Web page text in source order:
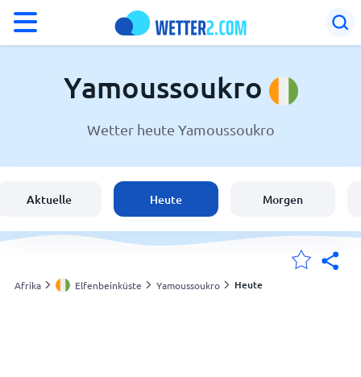
Wetter in Yamoussoukro
Schweiz
Deutschland
Yamoussoukro
Wetter heute Yamoussoukro
Aktuelle Heute Morgen
Afrika Elfenbeinküste Yamoussoukro Heute